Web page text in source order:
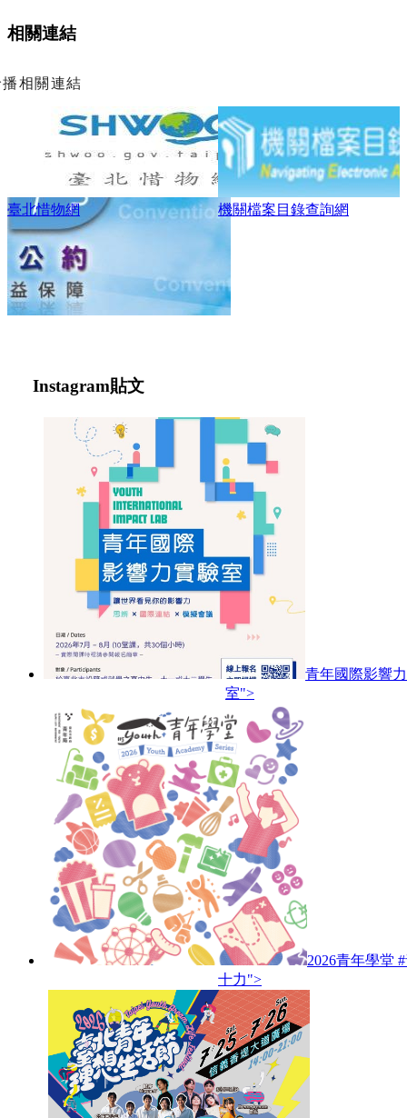
相關連結
相關連結
機關檔案目錄查詢網 臺北智慧城市
Instagram貼文
青年國際影響
室">
2026青年學堂
十力">